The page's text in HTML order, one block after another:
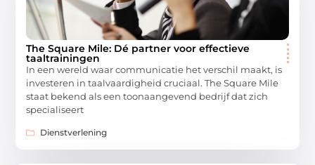
The Square Mile: Dé partner voor effectieve
taaltrainingen
In een wereld waar communicatie het verschil maakt, is
investeren in taalvaardigheid cruciaal. The Square Mile
staat bekend als een toonaangevend bedrijf dat zich
specialiseert
Dienstverlening